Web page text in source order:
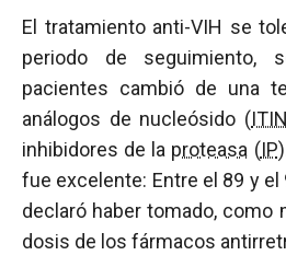
El tratamiento anti-VIH se
periodo de
pacientes cambió de una
análogos de nucleósido (
inhibidores de la proteasa (IP
fue excelente: Entre el 89 y
declaró haber tomado, como
dosis de los fármacos